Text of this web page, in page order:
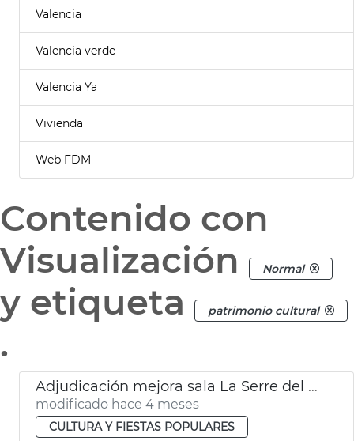
Valencia
Valencia verde
Valencia Ya
Vivienda
Web FDM
Contenido con
Visualización
Normal
y etiqueta patrimonio cultural
.
Adjudicación mejora sala La Serre del Museu de la Ciutat
modificado hace 4 meses
CULTURA Y FIESTAS POPULARES